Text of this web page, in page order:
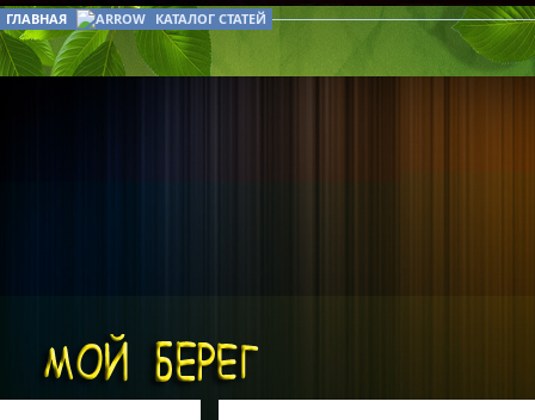
ГЛАВНАЯ КАТАЛОГ СТАТЕЙ